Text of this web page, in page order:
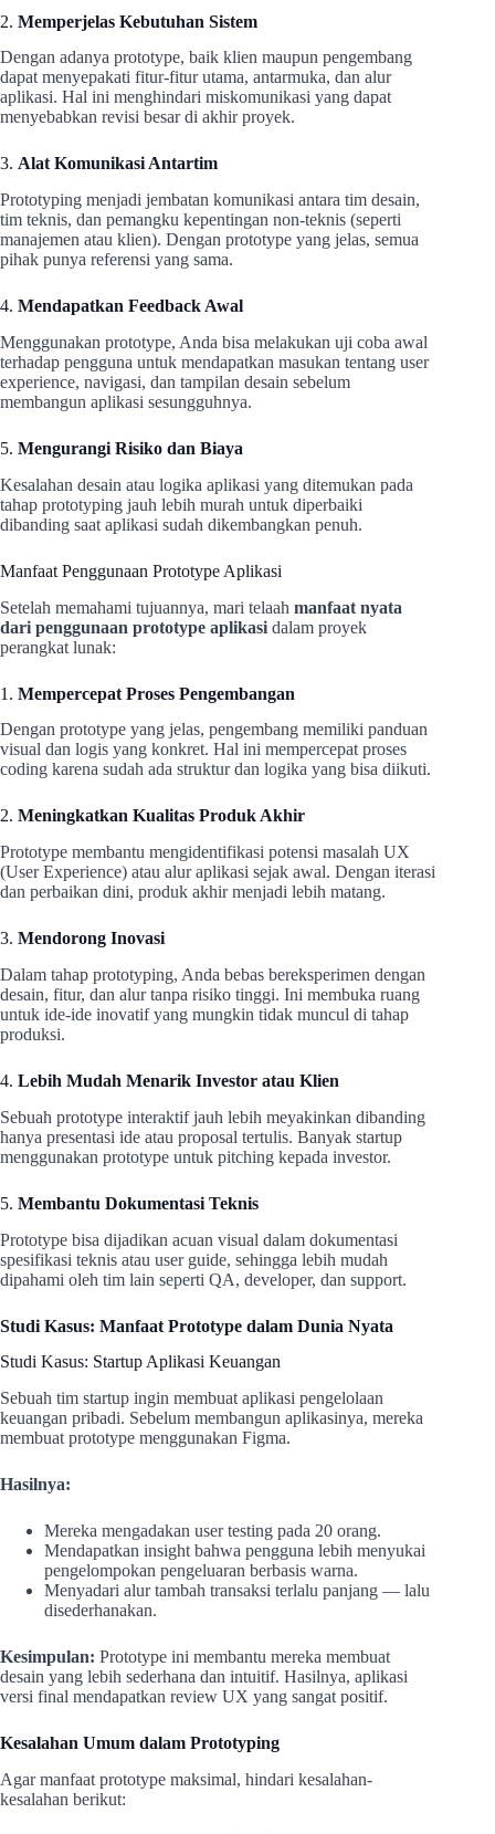
2. Memperjelas Kebutuhan Sistem
Dengan adanya prototype, baik klien maupun pengembang
dapat menyepakati fitur-fitur utama, antarmuka, dan alur
aplikasi. Hal ini menghindari miskomunikasi yang dapat
menyebabkan revisi besar di akhir proyek.
3. Alat Komunikasi Antartim
Prototyping menjadi jembatan komunikasi antara tim desain,
tim teknis, dan pemangku kepentingan non-teknis (seperti
manajemen atau klien). Dengan prototype yang jelas, semua
pihak punya referensi yang sama.
4. Mendapatkan Feedback Awal
Menggunakan prototype, Anda bisa melakukan uji coba awal
terhadap pengguna untuk mendapatkan masukan tentang user
experience, navigasi, dan tampilan desain sebelum
membangun aplikasi sesungguhnya.
5. Mengurangi Risiko dan Biaya
Kesalahan desain atau logika aplikasi yang ditemukan pada
tahap prototyping jauh lebih murah untuk diperbaiki
dibanding saat aplikasi sudah dikembangkan penuh.
Manfaat Penggunaan Prototype Aplikasi
Setelah memahami tujuannya, mari telaah manfaat nyata
dari penggunaan prototype aplikasi dalam proyek
perangkat lunak:
1. Mempercepat Proses Pengembangan
Dengan prototype yang jelas, pengembang memiliki panduan
visual dan logis yang konkret. Hal ini mempercepat proses
coding karena sudah ada struktur dan logika yang bisa diikuti.
2. Meningkatkan Kualitas Produk Akhir
Prototype membantu mengidentifikasi potensi masalah UX
(User Experience) atau alur aplikasi sejak awal. Dengan iterasi
dan perbaikan dini, produk akhir menjadi lebih matang.
3. Mendorong Inovasi
Dalam tahap prototyping, Anda bebas bereksperimen dengan
desain, fitur, dan alur tanpa risiko tinggi. Ini membuka ruang
untuk ide-ide inovatif yang mungkin tidak muncul di tahap
produksi.
4. Lebih Mudah Menarik Investor atau Klien
Sebuah prototype interaktif jauh lebih meyakinkan dibanding
hanya presentasi ide atau proposal tertulis. Banyak startup
menggunakan prototype untuk pitching kepada investor.
5. Membantu Dokumentasi Teknis
Prototype bisa dijadikan acuan visual dalam dokumentasi
spesifikasi teknis atau user guide, sehingga lebih mudah
dipahami oleh tim lain seperti QA, developer, dan support.
Studi Kasus: Manfaat Prototype dalam Dunia Nyata
Studi Kasus: Startup Aplikasi Keuangan
Sebuah tim startup ingin membuat aplikasi pengelolaan
keuangan pribadi. Sebelum membangun aplikasinya, mereka
membuat prototype menggunakan Figma.
Hasilnya:
Mereka mengadakan user testing pada 20 orang.
Mendapatkan insight bahwa pengguna lebih menyukai
pengelompokan pengeluaran berbasis warna.
Menyadari alur tambah transaksi terlalu panjang — lalu
disederhanakan.
Kesimpulan: Prototype ini membantu mereka membuat
desain yang lebih sederhana dan intuitif. Hasilnya, aplikasi
versi final mendapatkan review UX yang sangat positif.
Kesalahan Umum dalam Prototyping
Agar manfaat prototype maksimal, hindari kesalahan-
kesalahan berikut: